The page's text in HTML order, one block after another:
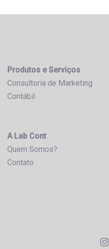
Produtos e Serviços
Consultoria de Marketing
Contábil
A Lab Cont
Quem Somos?
Contato